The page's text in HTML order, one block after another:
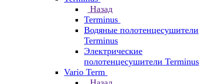
Назад
Terminus
Водяные полотенцесушители
Terminus
Электрические
полотенцесушители Terminus
Vario Term